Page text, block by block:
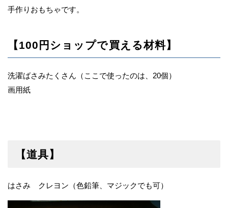
手作りおもちゃです。
【100円ショップで買える材料】
洗濯ばさみたくさん（ここで使ったのは、20個）
画用紙
【道具】
はさみ クレヨン（色鉛筆、マジックでも可）